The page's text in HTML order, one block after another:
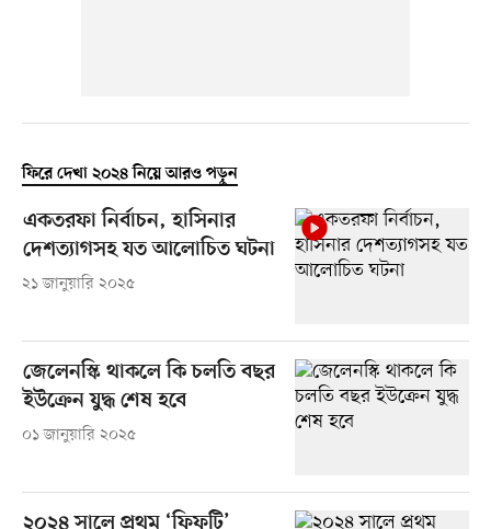
ফিরে দেখা ২০২৪ নিয়ে আরও পড়ুন
একতরফা নির্বাচন, হাসিনার
দেশত্যাগসহ যত আলোচিত ঘটনা
২১ জানুয়ারি ২০২৫
জেলেনস্কি থাকলে কি চলতি বছর
ইউক্রেন যুদ্ধ শেষ হবে
০১ জানুয়ারি ২০২৫